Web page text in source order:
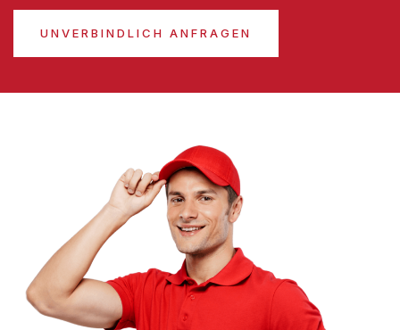
UNVERBINDLICH ANFRAGEN